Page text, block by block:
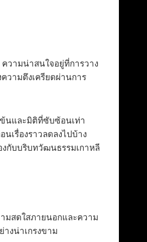
วามน่าสนใจอยู่ที่การวาง
วามตึงเครียดผ่านการ
นและมิติที่ซับซ้อนเท่า
เรื่องราวลดลงไปบ้าง
กับบริบทวัฒนธรรมเกาหลี
มสดใสภายนอกและความ
างน่าเกรงขาม